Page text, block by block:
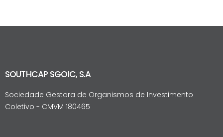
SOUTHCAP SGOIC, S.A
Sociedade Gestora de Organismos de Investimento
Coletivo - CMVM 180465